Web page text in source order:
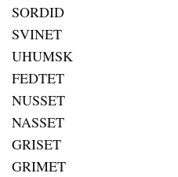
SORDID
SVINET
UHUMSK
FEDTET
NUSSET
NASSET
GRISET
GRIMET